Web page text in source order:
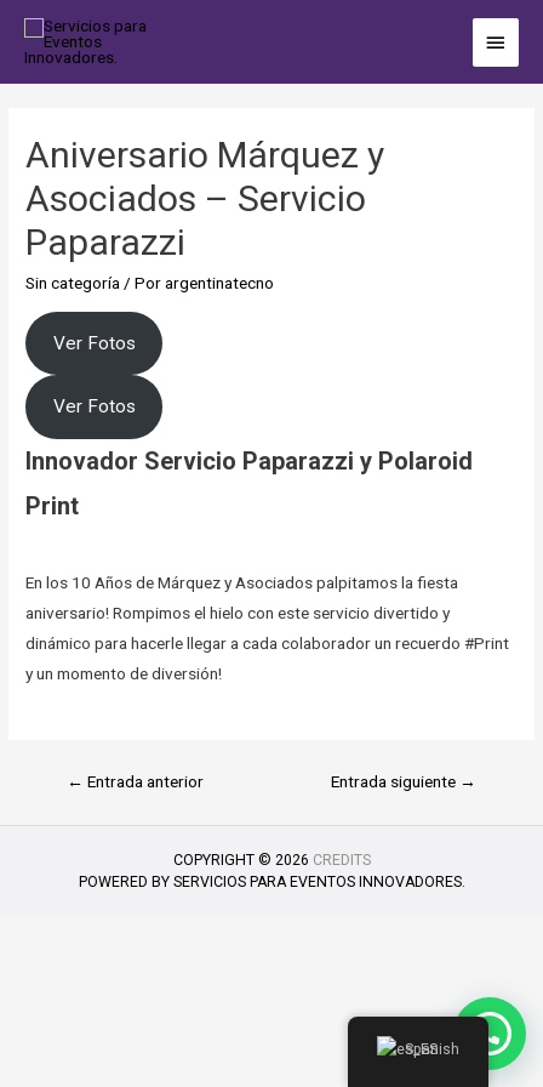
Aniversario Márquez y
Asociados – Servicio
Paparazzi
Sin categoría / Porargentinatecno
Ver Fotos
Ver Fotos
Innovador Servicio Paparazzi y Polaroid
Print
En los 10 Años de Márquez y Asociados palpitamos la fiesta
aniversario! Rompimos el hielo con este servicio divertido y
dinámico para hacerle llegar a cada colaborador un recuerdo #Print
y un momento de diversión!
← Entrada anterior Entrada siguiente →
COPYRIGHT © 2026 CREDITS
POWERED BY SERVICIOS PARA EVENTOS INNOVADORES.
Spanish